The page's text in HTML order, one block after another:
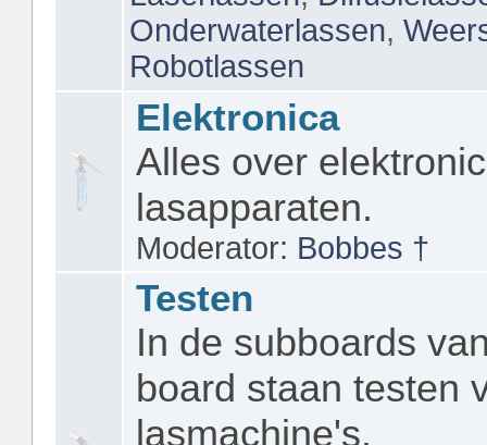
Onderwaterlassen,
Robotlassen
Elektronica
Alles over
lasapparaten.
Moderator: Bobbes †
Testen
In de subboards
board staan testen
lasmachine's.